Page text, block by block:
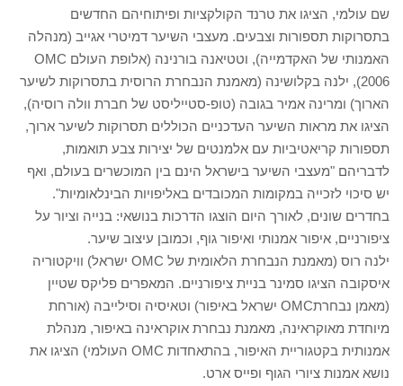
שם עולמי, הציגו את טרנד הקולקציות ופיתוחיהם החדשים
בתסרוקות תספורות וצבעים. מעצבי השיער דמיטרי אגייב (מנהלה
האמנותי של האקדמייה), וטטיאנה בורנינה (אלופת העולם OMC
2006), ילנה בקלושינה (מאמנת הנבחרת הרוסית בתסרוקות לשיער
הארוך) ומרינה אמיר בגובה (טופ-סטייליסט של חברת וולה רוסיה),
הציגו את מראות השיער העדכניים הכוללים תסרוקות לשיער ארוך,
תספורות קריאטיביות עם אלמנטים של יצירות צבע תואמות,
לדבריהם "מעצבי השיער בישראל הינם בין המוכשרים בעולם, ואף
יש סיכוי לזכייה במקומות המכובדים באליפויות הבינלאומיות".
בחדרים שונים, לאורך היום הוצגו הדרכות בנושאי: בנייה וציור על
ציפורניים, איפור אמנותי ואיפור גוף, וכמובן עיצוב שיער.
ילנה רוס (מאמנת הנבחרת הלאומית של OMC ישראל) וויקטוריה
איסקובה הציגו סמינר בניית ציפורניים. המאפרים פליקס שטיין
(מאמן נבחרתOMC ישראל באיפור) וטאיסיה וסילייבה (אורחת
מיוחדת מאוקראינה, מאמנת נבחרת אוקראינה באיפור, מנהלת
אמנותית בקטגוריית האיפור, בהתאחדות OMC העולמי) הציגו את
נושא אמנות ציורי הגוף ופייס ארט.